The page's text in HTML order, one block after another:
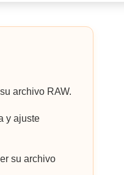
archivo RAW.
y ajuste
su archivo